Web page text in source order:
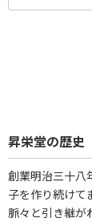
昇栄堂の歴史
創業明治三十八
子を作り続けて
脈々と引き継が